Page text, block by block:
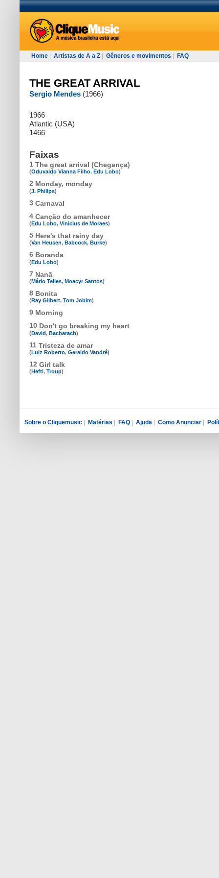
Home Artistas de A a Z Gêneros e movimentos FAQ
THE GREAT ARRIVAL
Sergio Mendes (1966)
1966
Atlantic (USA)
1466
Faixas
1 The great arrival (Chegança)
(Oduvaldo Vianna Filho, Edu Lobo)
2 Monday, monday
(J. Philips)
3 Carnaval
4 Canção do amanhecer
(Edu Lobo, Vinicius de Moraes)
5 Here's that rainy day
(Van Heusen, Babcock, Burke)
6 Boranda
(Edu Lobo)
7 Nanã
(Mário Telles, Moacyr Santos)
8 Bonita
(Ray Gilbert, Tom Jobim)
9 Morning
10 Don't go breaking my heart
(David, Bacharach)
11 Tristeza de amar
(Luiz Roberto, Geraldo Vandré)
12 Girl talk
(Hefti, Troup)
Sobre o Cliquemusic Matérias FAQ Ajuda Como Anunciar